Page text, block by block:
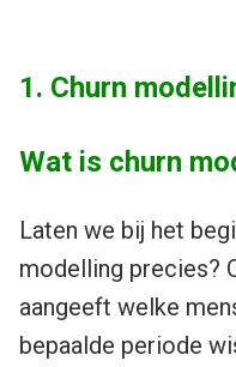
1. Churn
Wat is churn
Laten we bij het
modelling precies?
aangeeft welke
bepaalde periode